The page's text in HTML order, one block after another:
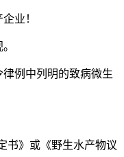
业！
例中列明的致病微生
书》或《野生水产物议